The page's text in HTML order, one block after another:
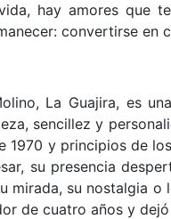
hay amores que
convertirse en
La Guajira, es
sencillez y
1970 y principios de
su presencia
mirada, su nostalgia
de cuatro años y